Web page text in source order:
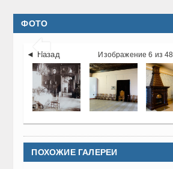
ФОТО

◄ Назад Изображение 6 из 48
ПОХОЖИЕ ГАЛЕРЕИ